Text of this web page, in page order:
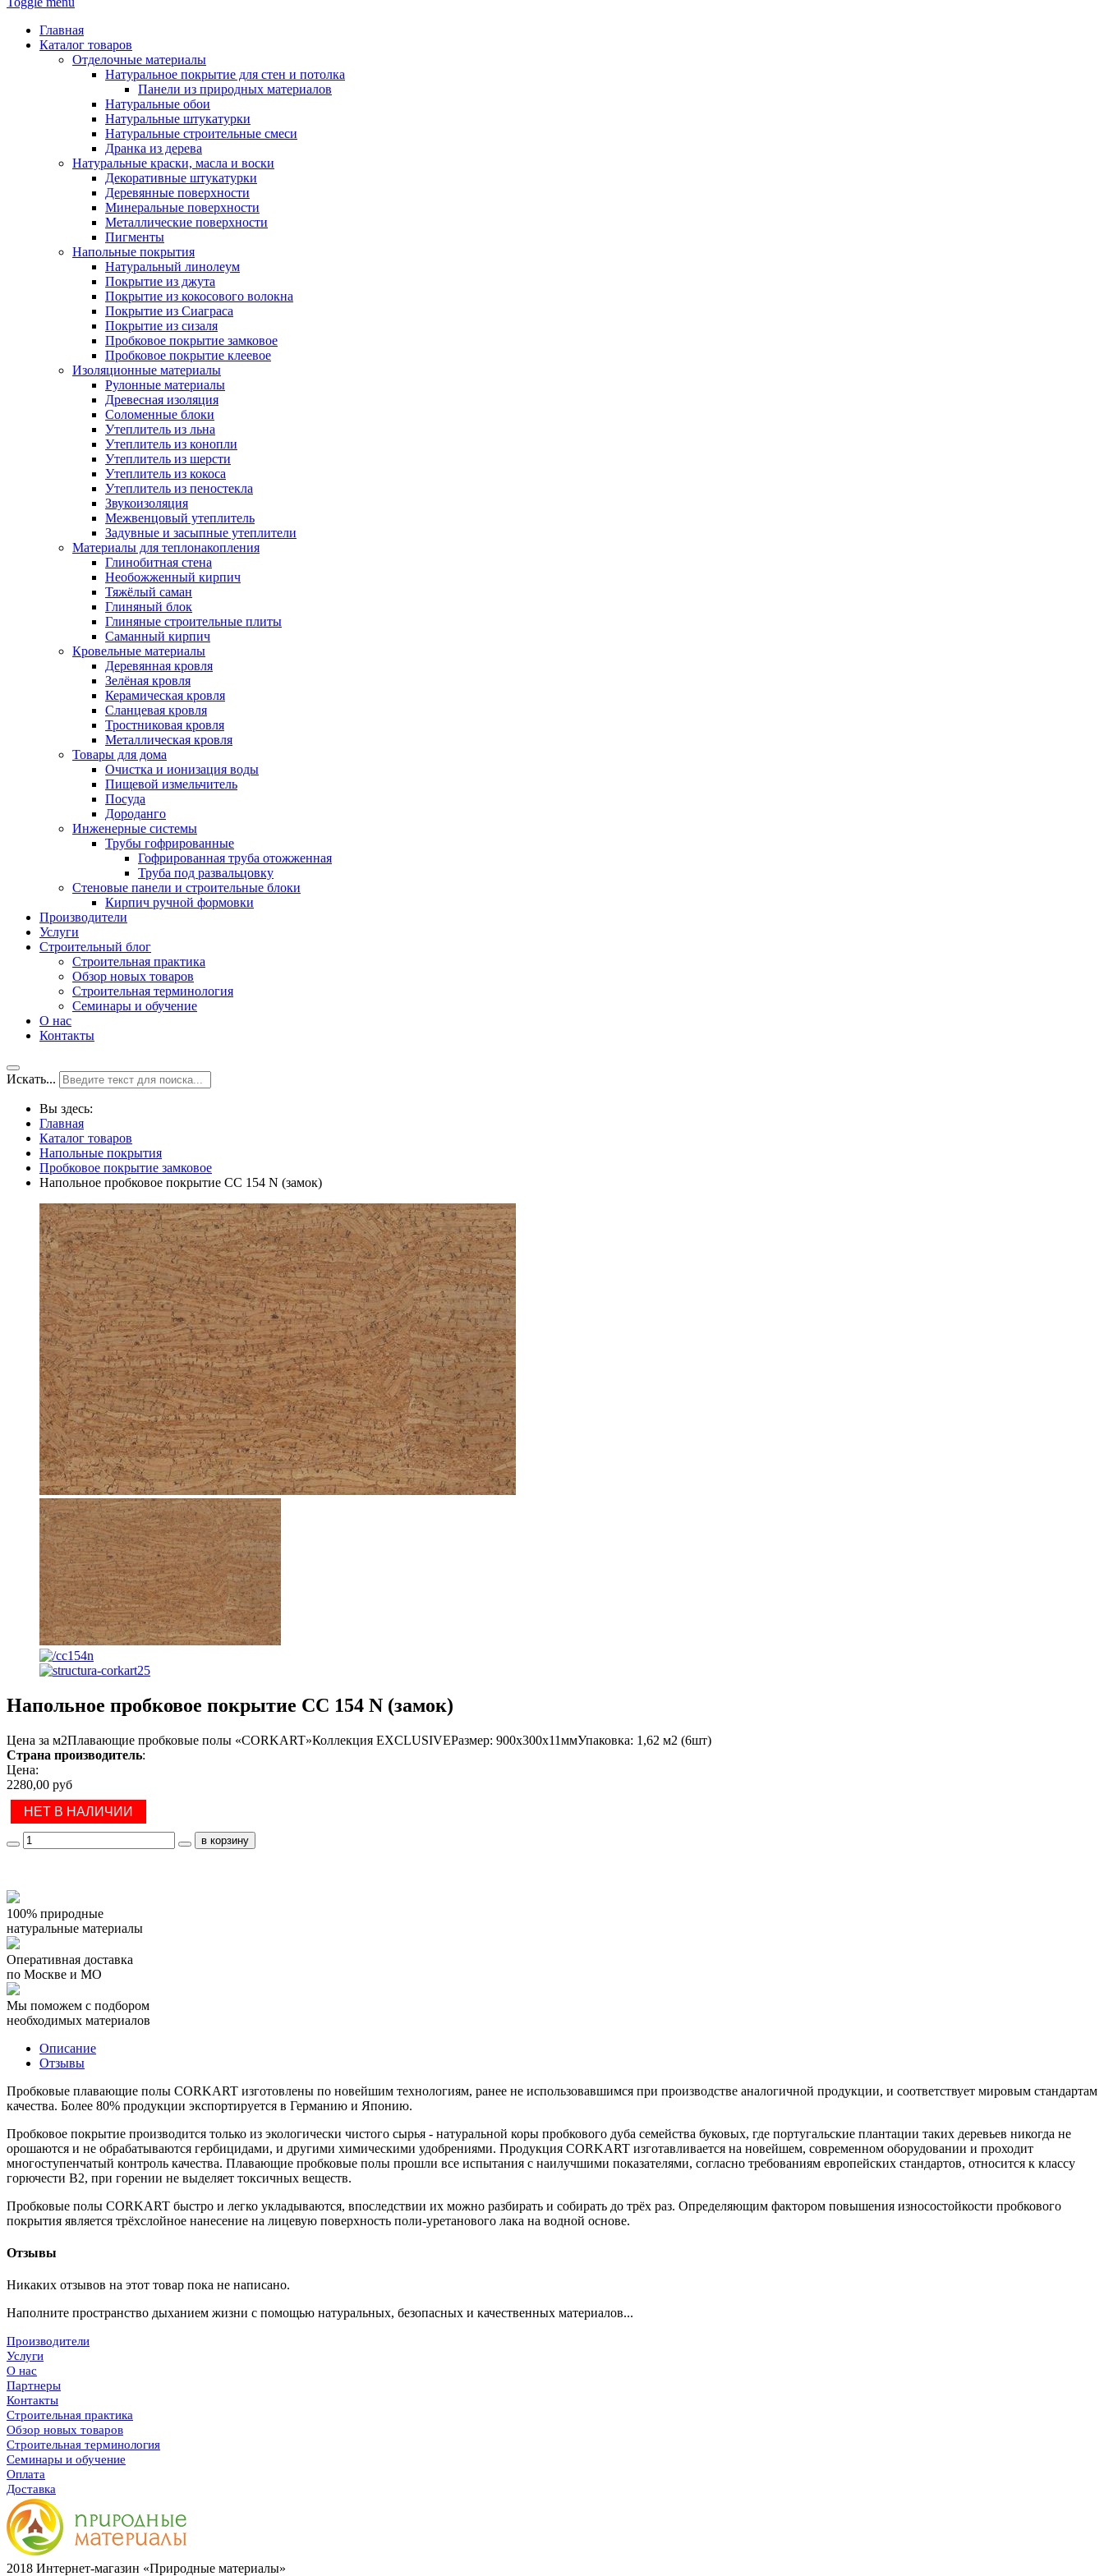
Главная
Каталог товаров
Отделочные материалы
Натуральное покрытие для стен и потолка
Панели из природных материалов
Натуральные обои
Натуральные штукатурки
Натуральные строительные смеси
Дранка из дерева
Натуральные краски, масла и воски
Декоративные штукатурки
Деревянные поверхности
Минеральные поверхности
Металлические поверхности
Пигменты
Напольные покрытия
Натуральный линолеум
Покрытие из джута
Покрытие из кокосового волокна
Покрытие из Сиаграса
Покрытие из сизаля
Пробковое покрытие замковое
Пробковое покрытие клеевое
Изоляционные материалы
Рулонные материалы
Древесная изоляция
Соломенные блоки
Утеплитель из льна
Утеплитель из конопли
Утеплитель из шерсти
Утеплитель из кокоса
Утеплитель из пеностекла
Звукоизоляция
Межвенцовый утеплитель
Задувные и засыпные утеплители
Материалы для теплонакопления
Глинобитная стена
Необожженный кирпич
Тяжёлый саман
Глиняный блок
Глиняные строительные плиты
Саманный кирпич
Кровельные материалы
Деревянная кровля
Зелёная кровля
Керамическая кровля
Сланцевая кровля
Тростниковая кровля
Металлическая кровля
Товары для дома
Очистка и ионизация воды
Пищевой измельчитель
Посуда
Дороданго
Инженерные системы
Трубы гофрированные
Гофрированная труба отожженная
Труба под развальцовку
Стеновые панели и строительные блоки
Кирпич ручной формовки
Производители
Услуги
Строительный блог
Строительная практика
Обзор новых товаров
Строительная терминология
Семинары и обучение
О нас
Контакты
Искать...
Вы здесь:
Главная
Каталог товаров
Напольные покрытия
Пробковое покрытие замковое
Напольное пробковое покрытие CC 154 N (замок)
Напольное пробковое покрытие CC 154 N (замок)
Цена за м2Плавающие пробковые полы «CORKART»Коллекция EXCLUSIVEРазмер: 900х300х11ммУпаковка: 1,62 м2 (6шт)
Страна производитель:
Цена:
2280,00 руб
НЕТ В НАЛИЧИИ
100% природные
натуральные материалы
Оперативная доставка
по Москве и МО
Мы поможем с подбором
необходимых материалов
Описание
Отзывы
Пробковые плавающие полы CORKART изготовлены по новейшим технологиям, ранее не использовавшимся при производстве аналогичной продукции, и соответствует мировым стандартам
качества. Более 80% продукции экспортируется в Германию и Японию.
Пробковое покрытие производится только из экологически чистого сырья - натуральной коры пробкового дуба семейства буковых, где португальские плантации таких деревьев никогда не
орошаются и не обрабатываются гербицидами, и другими химическими удобрениями. Продукция CORKART изготавливается на новейшем, современном оборудовании и проходит
многоступенчатый контроль качества. Плавающие пробковые полы прошли все испытания с наилучшими показателями, согласно требованиям европейских стандартов, относится к классу
горючести B2, при горении не выделяет токсичных веществ.
Пробковые полы CORKART быстро и легко укладываются, впоследствии их можно разбирать и собирать до трёх раз. Определяющим фактором повышения износостойкости пробкового
покрытия является трёхслойное нанесение на лицевую поверхность поли-уретанового лака на водной основе.
Отзывы
Никаких отзывов на этот товар пока не написано.
Наполните пространство дыханием жизни с помощью натуральных, безопасных и качественных материалов...
Производители
Услуги
О нас
Партнеры
Контакты
Строительная практика
Обзор новых товаров
Строительная терминология
Семинары и обучение
Оплата
Доставка
2018 Интернет-магазин «Природные материалы»